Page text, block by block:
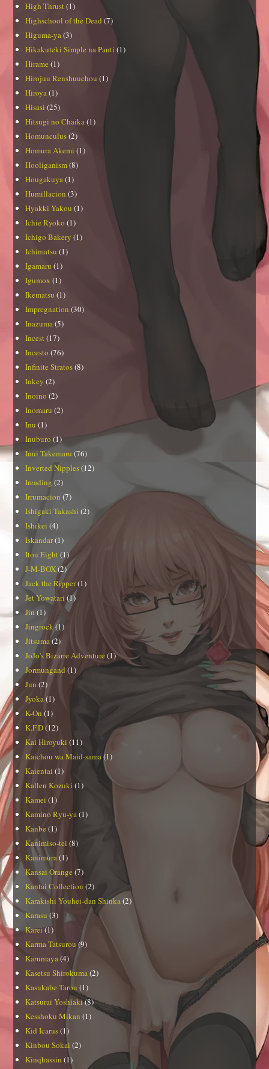
High Thrust(1)
Highschool of the Dead (7)
Higuma-ya(3)
Hikakuteki Simple na Panti (1)
Hirame (1)
Hirojuu Renshuuchou (1)
Hiroya(1)
Hisasi (25)
Hitsugi no Chaika(1)
Homunculus(2)
Homura Akemi (1)
Hooliganism(8)
Hougakuya(1)
Humillacion (3)
Hyakki Yakou (1)
Ichie Ryoko (1)
Ichigo Bakery (1)
Ichimatsu (1)
Igamaru (1)
Igumox (1)
Ikematsu (1)
Impregnation (30)
Inazuma(5)
Incest(17)
Incesto (76)
Infinite Stratos(8)
Inkey (2)
Inoino (2)
Inomaru (2)
Inu (1)
Inuburo (1)
Inui Takemaru (76)
Inverted Nipples(12)
Ireading (2)
Irrumacion (7)
Ishigaki Takashi (2)
Ishikei (4)
Iskandar(1)
Itou Eight (1)
J-M-BOX(2)
Jack the Ripper(1)
Jet Yowatari (1)
Jin (1)
Jingrock(1)
Jitsuma(2)
JoJo's Bizarre Adventure (1)
Jormungand (1)
Jun (2)
Jyoka(1)
K-On (1)
K.F.D(12)
Kai Hiroyuki (11)
Kaichou wa Maid-sama(1)
Kaientai (1)
Kallen Kozuki (1)
Kamei (1)
Kamino Ryu-ya(1)
Kanbe (1)
Kanimiso-tei (8)
Kanimura(1)
Kansai Orange (7)
Kantai Collection (2)
Karakishi Youhei-dan Shinka(2)
Karasu (3)
Karei(1)
Karma Tatsurou (9)
Karumaya(4)
Kasetsu Shirokuma(2)
Kasukabe Tarou (1)
Katsurai Yoshiaki(8)
Kesshoku Mikan (1)
Kid Icarus(1)
Kinbou Sokai (2)
Kinqhassin (1)